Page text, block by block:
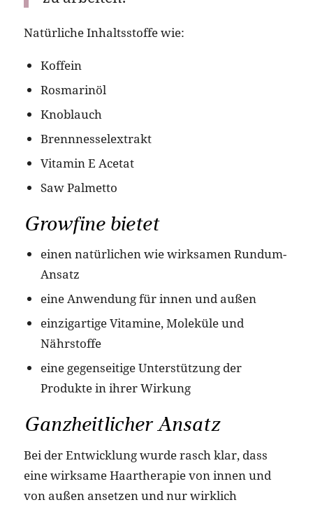
Natürliche Inhaltsstoffe wie:
Koffein
Rosmarinöl
Knoblauch
Brennnesselextrakt
Vitamin E Acetat
Saw Palmetto
Growfine bietet
einen natürlichen wie wirksamen Rundum-
Ansatz
eine Anwendung für innen und außen
einzigartige Vitamine, Moleküle und
Nährstoffe
eine gegenseitige Unterstützung der
Produkte in ihrer Wirkung
Ganzheitlicher Ansatz
Bei der Entwicklung wurde rasch klar, dass
eine wirksame Haartherapie von innen und
von außen ansetzen und nur wirklich